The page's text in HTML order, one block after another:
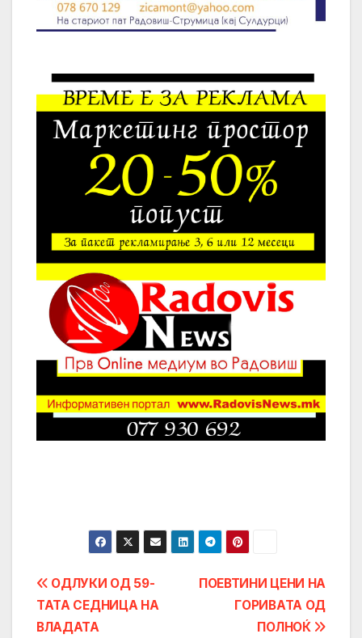
Post
navigation
ПОЕВТИНИ ЦЕНИ НА
ГОРИВАТА ОД
ПОЛНОЌ
ОДЛУКИ ОД 59-
ТАТА СЕДНИЦА НА
ВЛАДАТА